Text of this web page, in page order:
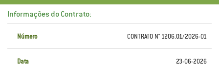
Informações do Contrato:
Número CONTRATO N° 1206.01/2026-01
Data 23-06-2026